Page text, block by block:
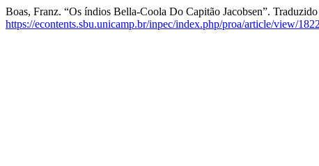
Boas, Franz. “Os índios Bella-Coola Do Capitão Jacobsen”.
https://econtents.sbu.unicamp.br/inpec/index.php/proa/article/view/